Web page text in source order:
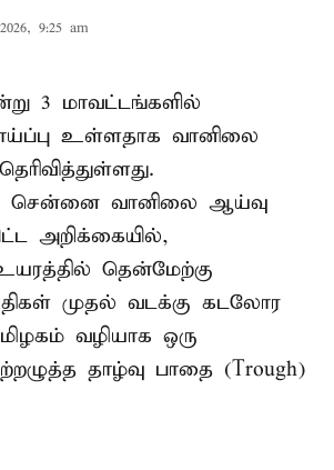
9:25 am
3 மாவட்டங்களில்
உள்ளதாக வானிலை
சென்னை வானிலை ஆய்வு
அறிக்கையில்,
உயரத்தில் தென்மேற்கு
முதல் வடக்கு கடலோர
வழியாக ஒரு
தாழ்வு பாதை (Trough)